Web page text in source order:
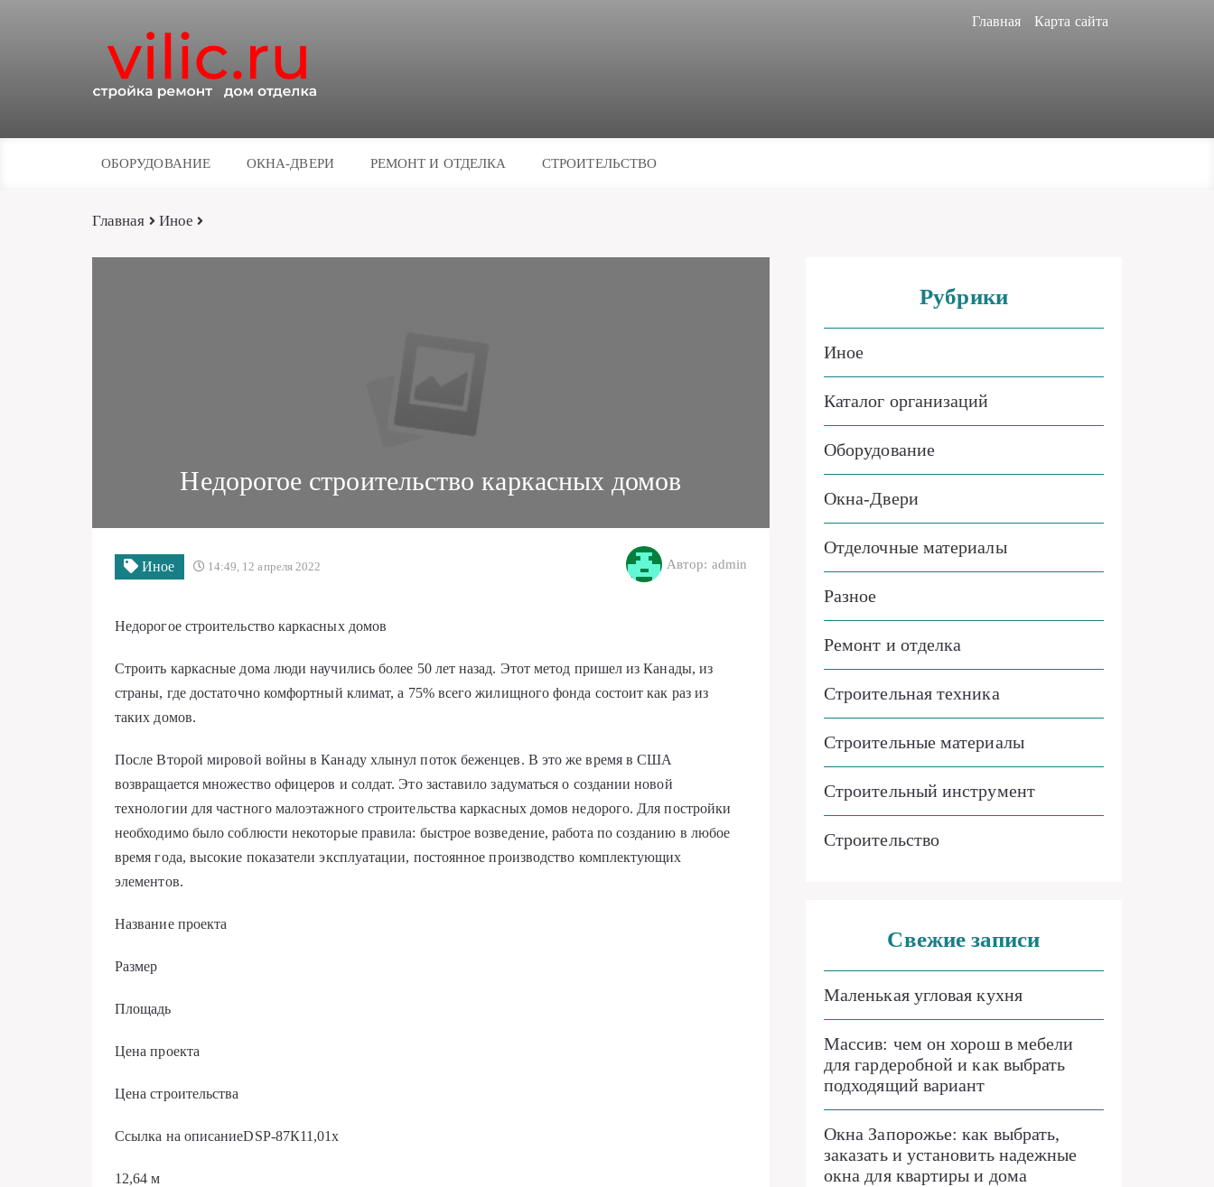
Главная Карта сайта
ОБОРУДОВАНИЕ ОКНА-ДВЕРИ РЕМОНТ И ОТДЕЛКА СТРОИТЕЛЬСТВО
Главная Иное
Недорогое строительство каркасных домов
Иное 14:49, 12 апреля 2022 Автор: admin
Недорогое строительство каркасных домов
Строить каркасные дома люди научились более 50 лет назад. Этот метод пришел из Канады, из
страны, где достаточно комфортный климат, а 75% всего жилищного фонда состоит как раз из
таких домов.
После Второй мировой войны в Канаду хлынул поток беженцев. В это же время в США
возвращается множество офицеров и солдат. Это заставило задуматься о создании новой
технологии для частного малоэтажного строительства каркасных домов недорого. Для постройки
необходимо было соблюсти некоторые правила: быстрое возведение, работа по созданию в любое
время года, высокие показатели эксплуатации, постоянное производство комплектующих
элементов.
Название проекта
Размер
Площадь
Цена проекта
Цена строительства
Ссылка на описаниеDSP-87К11,01х
12,64 м
Рубрики
Иное
Каталог организаций
Оборудование
Окна-Двери
Отделочные материалы
Разное
Ремонт и отделка
Строительная техника
Строительные материалы
Строительный инструмент
Строительство
Свежие записи
Маленькая угловая кухня
Массив: чем он хорош в мебели
для гардеробной и как выбрать
подходящий вариант
Окна Запорожье: как выбрать,
заказать и установить надежные
окна для квартиры и дома